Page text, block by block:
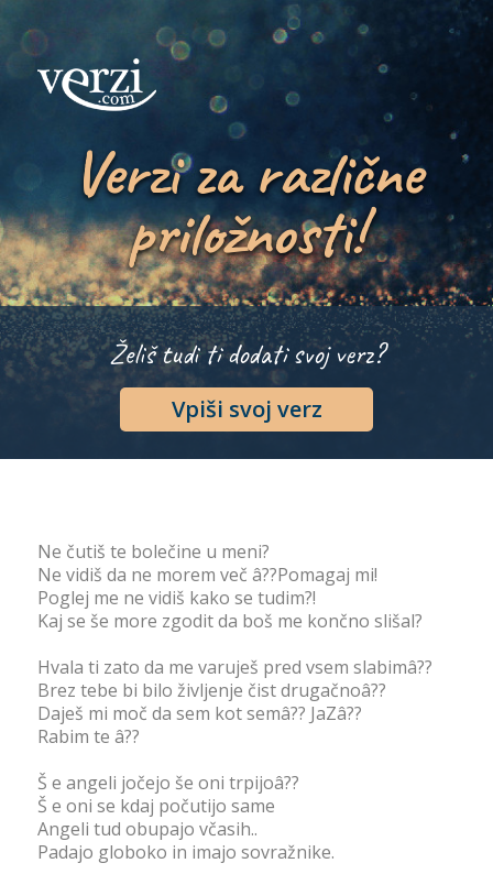
Verzi za različne
priložnosti!
Želiš tudi ti dodati svoj verz?
Vpiši svoj verz
Ne čutiš te bolečine u meni?
Ne vidiš da ne morem več â??Pomagaj mi!
Poglej me ne vidiš kako se tudim?!
Kaj se še more zgodit da boš me končno slišal?
Hvala ti zato da me varuješ pred vsem slabimâ??
Brez tebe bi bilo življenje čist drugačnoâ??
Daješ mi moč da sem kot semâ?? JaZâ??
Rabim te â??
Š e angeli jočejo še oni trpijoâ??
Š e oni se kdaj počutijo same
Angeli tud obupajo včasih..
Padajo globoko in imajo sovražnike.